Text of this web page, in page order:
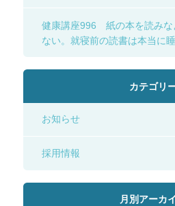
健康講座996 紙の本を読みな
ない。就寝前の読書は本当に
カテゴリ
お知らせ
採用情報
月別アーカ